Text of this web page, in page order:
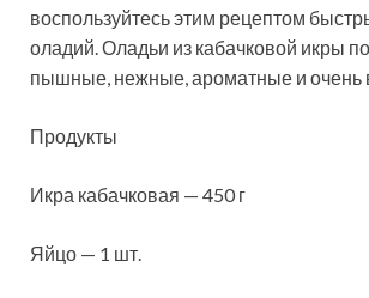
воспользуйтесь этим рецептом
оладий. Оладьи из кабачковой икры
пышные, нежные, ароматные и очень
Продукты
Икра кабачковая — 450 г
Яйцо — 1 шт.